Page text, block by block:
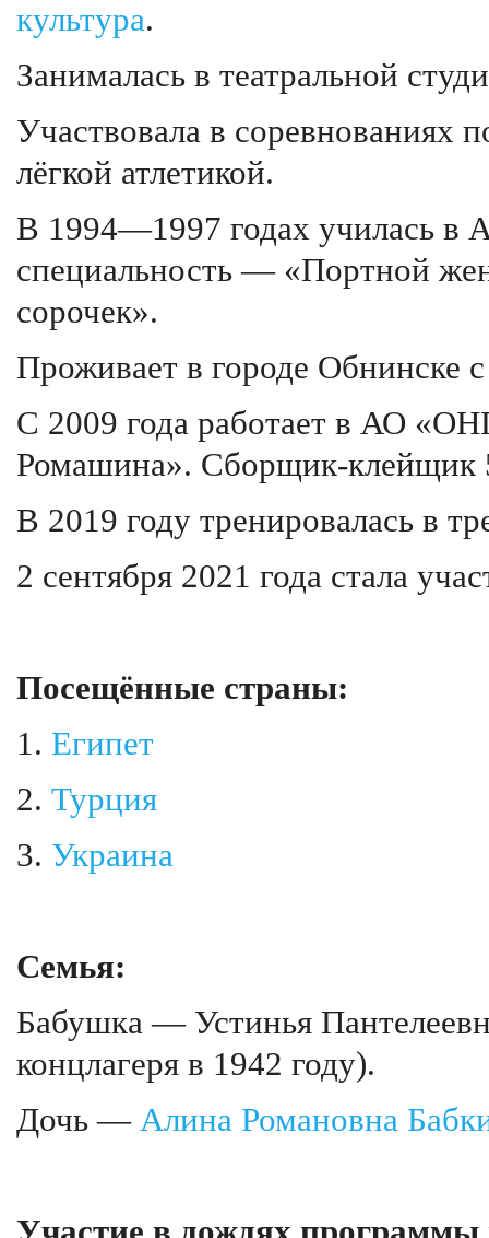
культура.
Занималась в театральной
Участвовала в соревнованиях
лёгкой атлетикой.
В 1994—1997 годах училась в
специальность — «Портной
сорочек».
Проживает в городе Обнинске
С 2009 года работает в АО
Ромашина». Сборщик-клейщик
В 2019 году тренировалась в
2 сентября 2021 года стала
Посещённые страны:
1. Египет
2. Турция
3. Украина
Семья:
Бабушка — Устинья
концлагеря в 1942 году).
Дочь — Алина Романовна